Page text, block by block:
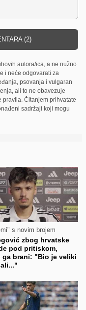
(2)
autora/ica, a ne nužno
i neće odgovarati za
psovanja i vulgaran
ali to ne obavezuje
pravila. Čitanjem prihvatate
sadržaji koji mogu
s novim brojem
zbog hrvatske
pod pritiskom,
ga brani: "Bio je veliki